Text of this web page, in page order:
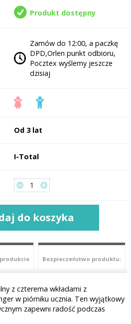
Produkt dostępny
Zamów do 12:00, a paczkę
DPD,Orlen punkt odbioru,
Pocztex wyślemy jeszcze
dzisiaj
Od 3 lat
I-Total
do koszyka
Bezpieczeństwo produktu:
z czterema wkładami z
w piórniku ucznia. Ten wyjątkowy
zapewni radość podczas